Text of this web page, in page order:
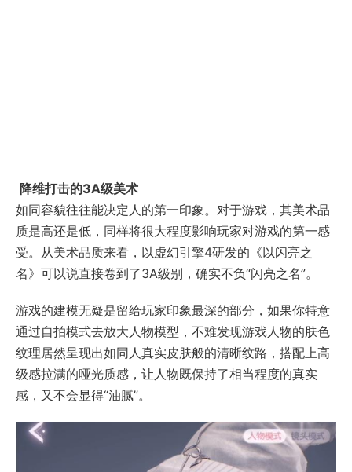
降维打击的3A级美术
如同容貌往往能决定人的第一印象。对于游戏，其美术品
质是高还是低，同样将很大程度影响玩家对游戏的第一感
受。从美术品质来看，以虚幻引擎4研发的《以闪亮之
名》可以说直接卷到了3A级别，确实不负“闪亮之名”。
游戏的建模无疑是留给玩家印象最深的部分，如果你特意
通过自拍模式去放大人物模型，不难发现游戏人物的肤色
纹理居然呈现出如同人真实皮肤般的清晰纹路，搭配上高
级感拉满的哑光质感，让人物既保持了相当程度的真实
感，又不会显得“油腻”。